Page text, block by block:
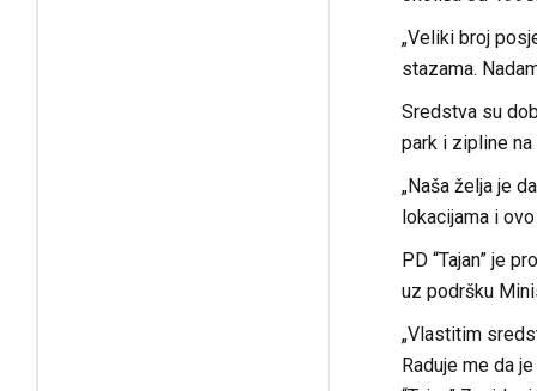
„Veliki broj
stazama.
Sredstva su
park i zipline na
„Naša želja je
lokacijama i
PD “Tajan” je
uz podršku
„Vlastitim
Raduje me da